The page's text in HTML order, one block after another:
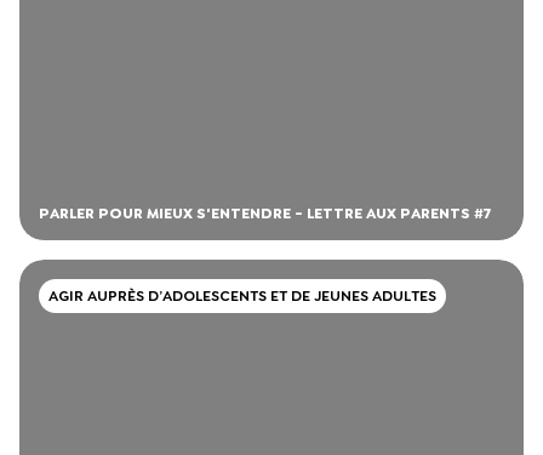
PARLER POUR MIEUX S'ENTENDRE - LETTRE AUX PARENTS #7
AGIR AUPRÈS D’ADOLESCENTS ET DE JEUNES ADULTES